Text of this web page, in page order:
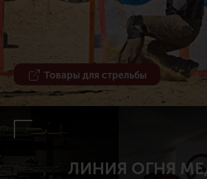
ЛИНИЯ ОГНЯ
Товары для стрельбы